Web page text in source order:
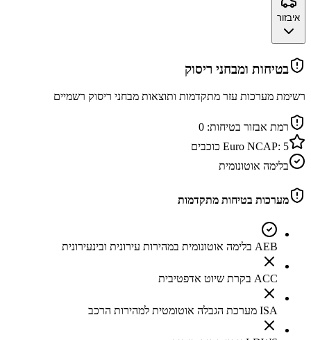
איבזור
בטיחות ומבחני ריסוק
רשימת מערכות עזר מתקדמות ותוצאות מבחני ריסוק רשמיים
רמת אבזור בטיחות: 0
Euro NCAP: 5
כוכבים
בלימה אוטונומית
מערכות בטיחות מתקדמות
AEB בלימה אוטונומית במהירות עירונית ובינעירונית
ACC בקרת שיוט אדפטיבית
ISA מערכת הגבלה אוטומטית למהירות הרכב